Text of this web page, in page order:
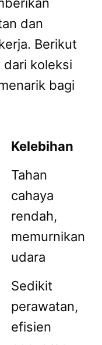
dan
Berikut
dari koleksi
bagi
Kelebihan
Tahan
cahaya
rendah,
memurnikan
udara
Sedikit
perawatan,
efisien